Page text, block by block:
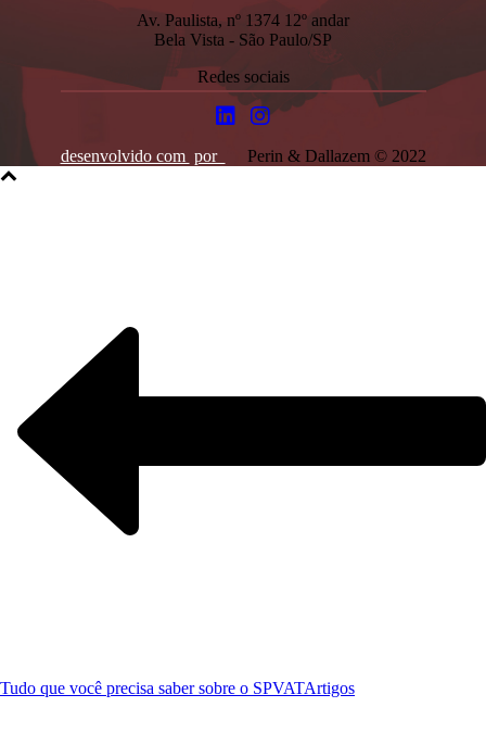
Av. Paulista, nº 1374 12º andar
Bela Vista - São Paulo/SP
Redes sociais
desenvolvido com por Perin & Dallazem © 2022
Tudo que você precisa saber sobre o SPVATArtigos